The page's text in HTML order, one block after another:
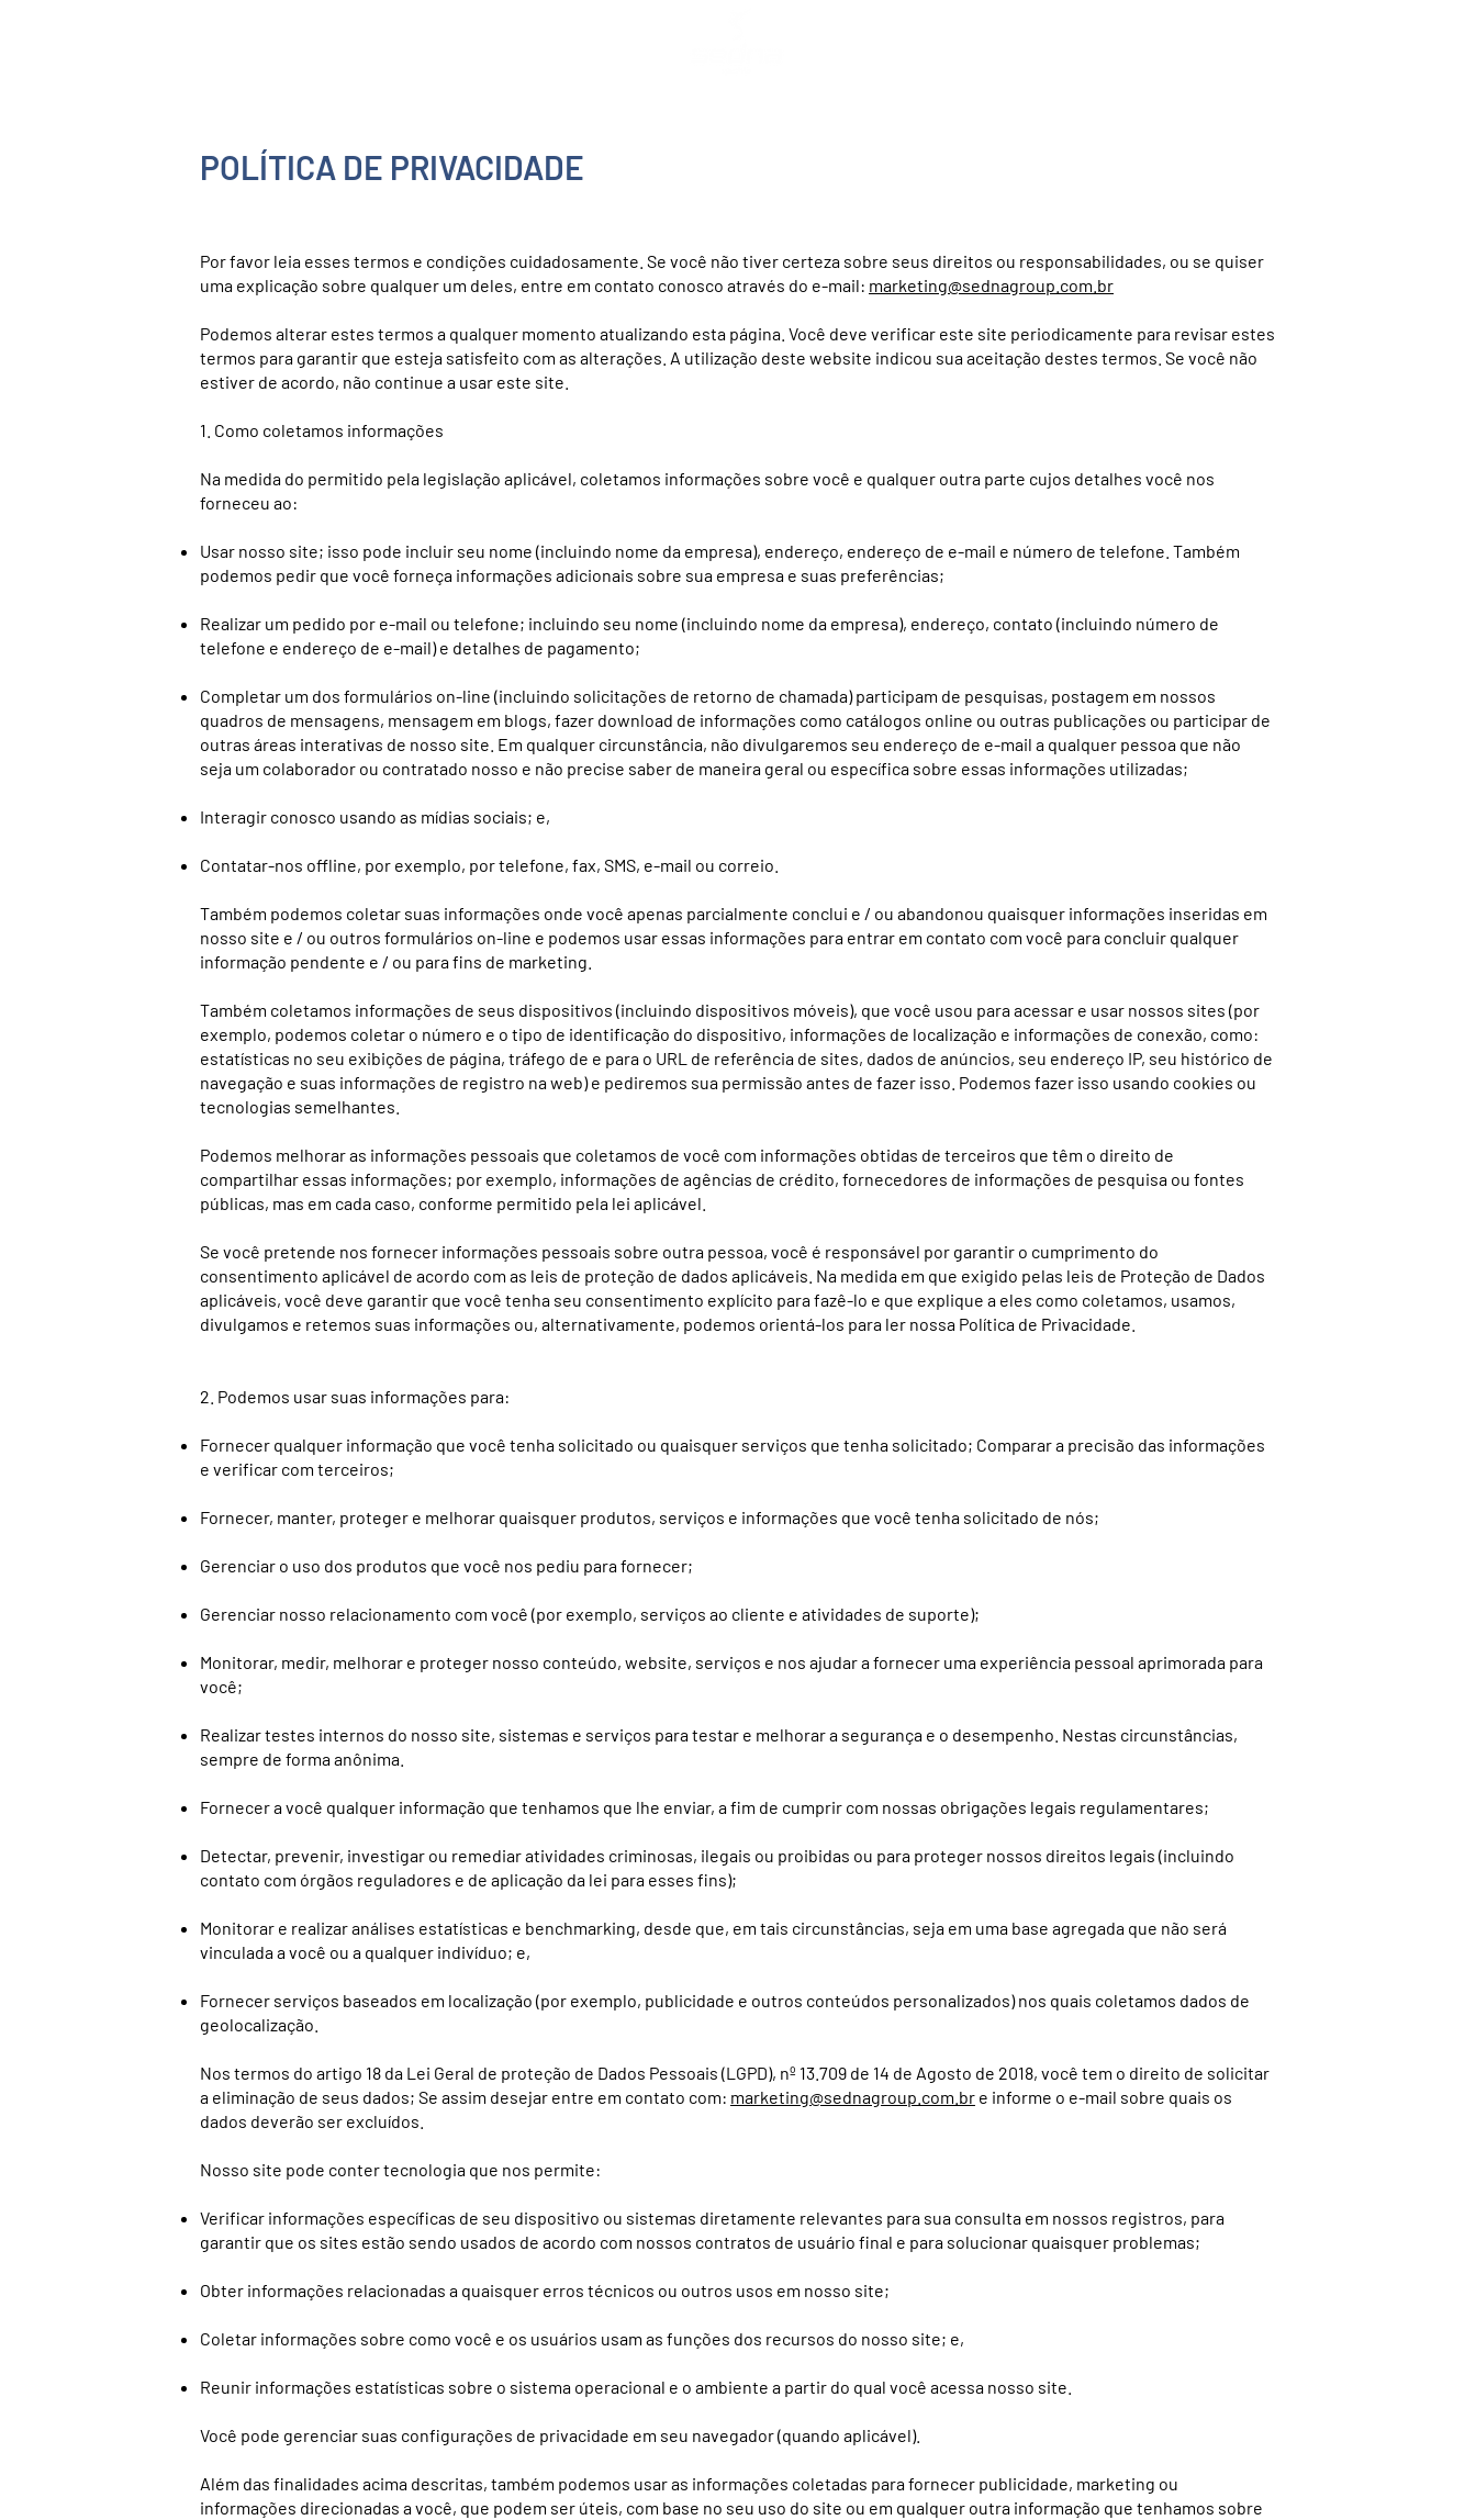
POLÍTICA DE PRIVACIDADE
Por favor leia esses termos e condições cuidadosamente. Se você não tiver certeza sobre seus direitos ou responsabilidades, ou se quiser
uma explicação sobre qualquer um deles, entre em contato conosco através do e-mail: marketing@sednagroup.com.br
Podemos alterar estes termos a qualquer momento atualizando esta página. Você deve verificar este site periodicamente para revisar estes
termos para garantir que esteja satisfeito com as alterações. A utilização deste website indicou sua aceitação destes termos. Se você não
estiver de acordo, não continue a usar este site.
1. Como coletamos informações
Na medida do permitido pela legislação aplicável, coletamos informações sobre você e qualquer outra parte cujos detalhes você nos
forneceu ao:
Usar nosso site; isso pode incluir seu nome (incluindo nome da empresa), endereço, endereço de e-mail e número de telefone. Também
podemos pedir que você forneça informações adicionais sobre sua empresa e suas preferências;
Realizar um pedido por e-mail ou telefone; incluindo seu nome (incluindo nome da empresa), endereço, contato (incluindo número de
telefone e endereço de e-mail) e detalhes de pagamento;
Completar um dos formulários on-line (incluindo solicitações de retorno de chamada) participam de pesquisas, postagem em nossos
quadros de mensagens, mensagem em blogs, fazer download de informações como catálogos online ou outras publicações ou participar de
outras áreas interativas de nosso site. Em qualquer circunstância, não divulgaremos seu endereço de e-mail a qualquer pessoa que não
seja um colaborador ou contratado nosso e não precise saber de maneira geral ou específica sobre essas informações utilizadas;
Interagir conosco usando as mídias sociais; e,
Contatar-nos offline, por exemplo, por telefone, fax, SMS, e-mail ou correio.
Também podemos coletar suas informações onde você apenas parcialmente conclui e / ou abandonou quaisquer informações inseridas em
nosso site e / ou outros formulários on-line e podemos usar essas informações para entrar em contato com você para concluir qualquer
informação pendente e / ou para fins de marketing.
Também coletamos informações de seus dispositivos (incluindo dispositivos móveis), que você usou para acessar e usar nossos sites (por
exemplo, podemos coletar o número e o tipo de identificação do dispositivo, informações de localização e informações de conexão, como:
estatísticas no seu exibições de página, tráfego de e para o URL de referência de sites, dados de anúncios, seu endereço IP, seu histórico de
navegação e suas informações de registro na web) e pediremos sua permissão antes de fazer isso. Podemos fazer isso usando cookies ou
tecnologias semelhantes.
Podemos melhorar as informações pessoais que coletamos de você com informações obtidas de terceiros que têm o direito de
compartilhar essas informações; por exemplo, informações de agências de crédito, fornecedores de informações de pesquisa ou fontes
públicas, mas em cada caso, conforme permitido pela lei aplicável.
Se você pretende nos fornecer informações pessoais sobre outra pessoa, você é responsável por garantir o cumprimento do
consentimento aplicável de acordo com as leis de proteção de dados aplicáveis. Na medida em que exigido pelas leis de Proteção de Dados
aplicáveis, você deve garantir que você tenha seu consentimento explícito para fazê-lo e que explique a eles como coletamos, usamos,
divulgamos e retemos suas informações ou, alternativamente, podemos orientá-los para ler nossa Política de Privacidade.
2. Podemos usar suas informações para:
Fornecer qualquer informação que você tenha solicitado ou quaisquer serviços que tenha solicitado; Comparar a precisão das informações
e verificar com terceiros;
Fornecer, manter, proteger e melhorar quaisquer produtos, serviços e informações que você tenha solicitado de nós;
Gerenciar o uso dos produtos que você nos pediu para fornecer;
Gerenciar nosso relacionamento com você (por exemplo, serviços ao cliente e atividades de suporte);
Monitorar, medir, melhorar e proteger nosso conteúdo, website, serviços e nos ajudar a fornecer uma experiência pessoal aprimorada para
você;
Realizar testes internos do nosso site, sistemas e serviços para testar e melhorar a segurança e o desempenho. Nestas circunstâncias,
sempre de forma anônima.
Fornecer a você qualquer informação que tenhamos que lhe enviar, a fim de cumprir com nossas obrigações legais regulamentares;
Detectar, prevenir, investigar ou remediar atividades criminosas, ilegais ou proibidas ou para proteger nossos direitos legais (incluindo
contato com órgãos reguladores e de aplicação da lei para esses fins);
Monitorar e realizar análises estatísticas e benchmarking, desde que, em tais circunstâncias, seja em uma base agregada que não será
vinculada a você ou a qualquer indivíduo; e,
Fornecer serviços baseados em localização (por exemplo, publicidade e outros conteúdos personalizados) nos quais coletamos dados de
geolocalização.
Nos termos do artigo 18 da Lei Geral de proteção de Dados Pessoais (LGPD), nº 13.709 de 14 de Agosto de 2018, você tem o direito de solicitar
a eliminação de seus dados; Se assim desejar entre em contato com: marketing@sednagroup.com.br e informe o e-mail sobre quais os
dados deverão ser excluídos.
Nosso site pode conter tecnologia que nos permite:
Verificar informações específicas de seu dispositivo ou sistemas diretamente relevantes para sua consulta em nossos registros, para
garantir que os sites estão sendo usados ​​de acordo com nossos contratos de usuário final e para solucionar quaisquer problemas;
Obter informações relacionadas a quaisquer erros técnicos ou outros usos em nosso site;
Coletar informações sobre como você e os usuários usam as funções dos recursos do nosso site; e,
Reunir informações estatísticas sobre o sistema operacional e o ambiente a partir do qual você acessa nosso site.
Você pode gerenciar suas configurações de privacidade em seu navegador (quando aplicável).
Além das finalidades acima descritas, também podemos usar as informações coletadas para fornecer publicidade, marketing ou
informações direcionadas a você, que podem ser úteis, com base no seu uso do site ou em qualquer outra informação que tenhamos sobre